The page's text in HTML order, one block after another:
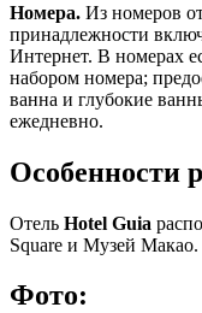
Номера. Из номеров
принадлежности
Интернет. В номерах
набором номера;
ванна и глубокие
ежедневно.
Особенности
Отель Hotel Guia
Square и Музей Макао.
Фото: